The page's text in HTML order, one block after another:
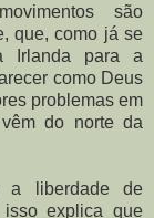
são
que, como já se
Irlanda para a
como Deus
problemas em
do norte da
a liberdade de
explica que